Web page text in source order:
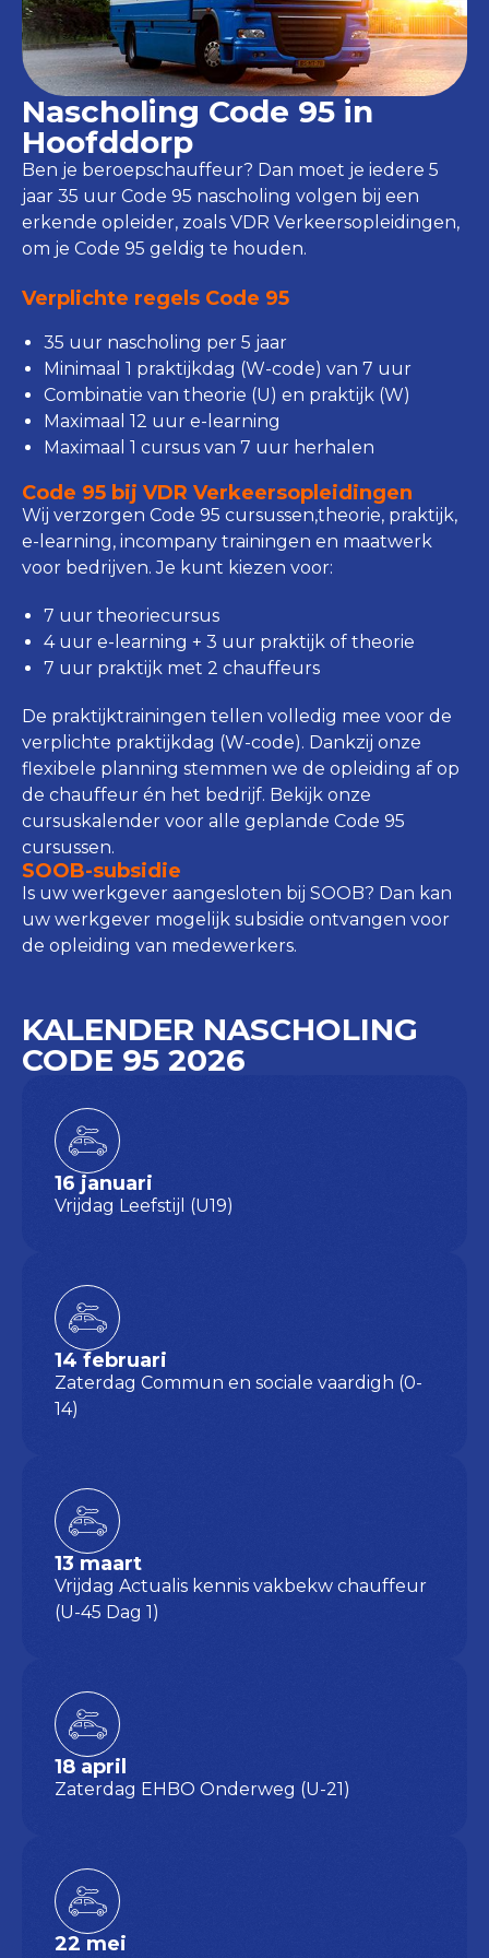
Nascholing Code 95 in
Hoofddorp
Ben je beroepschauffeur? Dan moet je iedere 5
jaar 35 uur Code 95 nascholing volgen bij een
erkende opleider, zoals VDR Verkeersopleidingen,
om je Code 95 geldig te houden.
Verplichte regels Code 95
35 uur nascholing per 5 jaar
Minimaal 1 praktijkdag (W-code) van 7 uur
Combinatie van theorie (U) en praktijk (W)
Maximaal 12 uur e-learning
Maximaal 1 cursus van 7 uur herhalen
Code 95 bij VDR Verkeersopleidingen
Wij verzorgen Code 95 cursussen,theorie, praktijk,
e-learning, incompany trainingen en maatwerk
voor bedrijven. Je kunt kiezen voor:
7 uur theoriecursus
4 uur e-learning + 3 uur praktijk of theorie
7 uur praktijk met 2 chauffeurs
De praktijktrainingen tellen volledig mee voor de
verplichte praktijkdag (W-code). Dankzij onze
flexibele planning stemmen we de opleiding af op
de chauffeur én het bedrijf. Bekijk onze
cursuskalender voor alle geplande Code 95
cursussen.
SOOB-subsidie
Is uw werkgever aangesloten bij SOOB? Dan kan
uw werkgever mogelijk subsidie ontvangen voor
de opleiding van medewerkers.
KALENDER NASCHOLING
CODE 95 2026
16 januari
Vrijdag Leefstijl (U19)
14 februari
Zaterdag Commun en sociale vaardigh (0-
14)
13 maart
Vrijdag Actualis kennis vakbekw chauffeur
(U-45 Dag 1)
18 april
Zaterdag EHBO Onderweg (U-21)
22 mei